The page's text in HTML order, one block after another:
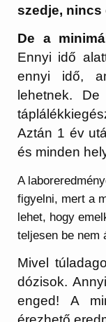
szedje, nincs
De a
Ennyi idő
ennyi idő,
lehetnek.
Aztán 1 év
és minden
A
figyelni, mert a
lehet, hogy
teljesen be nem
Mivel
dózisok.
enged! A